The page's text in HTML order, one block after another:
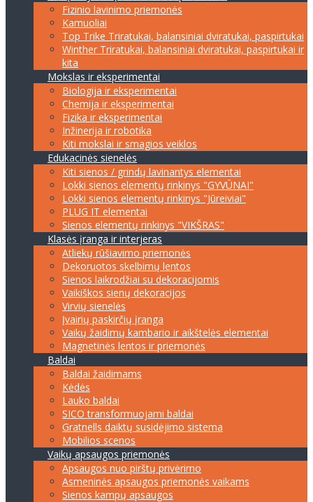
Fizinio lavinimo priemonės
Kamuoliai
Top Trike Triratukai, balansiniai dviratukai, paspirtukai
Winther Triratukai, balansiniai dviratukai, paspirtukai ir
kita
Mokslas ir eksperimentai
Biologija ir eksperimentai
Chemija ir eksperimentai
Fizika ir eksperimentai
Inžinerija ir robotika
Kiti mokslai ir smagios veiklos
Edukacinės sienelės
Kiti sienos / grindų lavinantys elementai
Lokki sienos elementų rinkinys "GYVŪNAI"
Lokki sienos elementų rinkinys "Jūreiviai"
PLUG IT elementai
Sienos elementų rinkinys "VIKŠRAS"
Klasės įranga ir interjeras
Atliekų rūšiavimo priemonės
Dekoruotos skelbimų lentos
Sienos laikrodžiai su dekoracijomis
Vaikiškos sienų dekoracijos
Virvių sienelės
Įvairių paskirčių įranga
Vaikų žaidimų kambario ir aikštelės elementai
Magnetinės lentos ir priemonės
Baldai
Baldai žaidimams
Kėdės
Lauko baldai
SICO transformuojami baldai
Gratnells daiktų susidėjimo sistema
Mobilios scenos
Vaikų apsaugos priemonės
Apsaugos nuo pirštų privėrimo
Asmeninės apsaugos priemonės vaikams
Sienos kampų apsaugos